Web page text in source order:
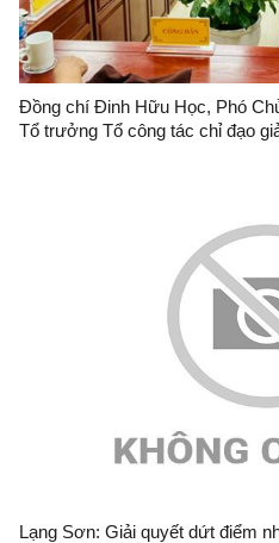
Đồng chí Đinh Hữu Học, Phó
Tổ trưởng Tổ công tác chỉ đạo
Lạng Sơn: Giải quyết dứt điểm